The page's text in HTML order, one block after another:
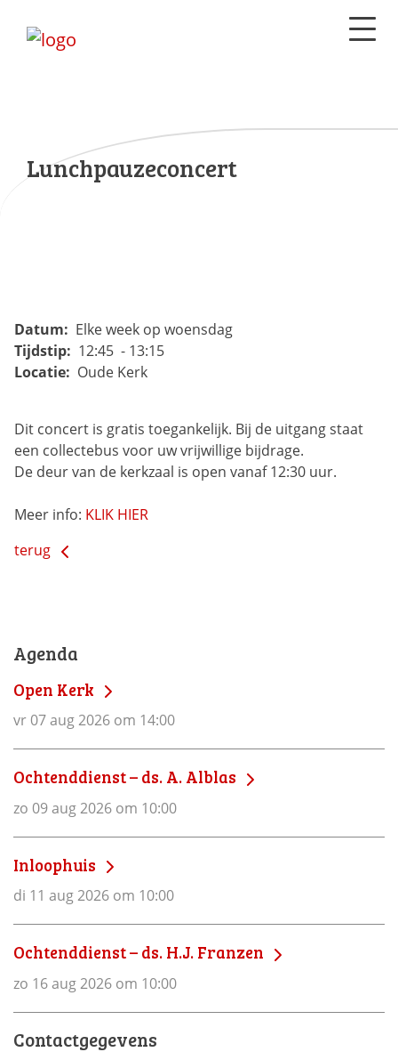
Lunchpauzeconcert
Datum: Elke week op woensdag
Tijdstip: 12:45 - 13:15
Locatie: Oude Kerk
Dit concert is gratis toegankelijk. Bij de uitgang staat
een collectebus voor uw vrijwillige bijdrage.
De deur van de kerkzaal is open vanaf 12:30 uur.
Meer info: KLIK HIER
terug
Agenda
Open Kerk
vr 07 aug 2026 om 14:00
Ochtenddienst – ds. A. Alblas
zo 09 aug 2026 om 10:00
Inloophuis
di 11 aug 2026 om 10:00
Ochtenddienst – ds. H.J. Franzen
zo 16 aug 2026 om 10:00
Contactgegevens